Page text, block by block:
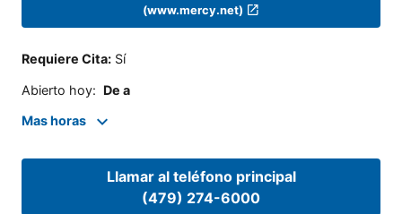
(www.mercy.net)
Requiere Cita: Sí
Abierto hoy: De a
Mas horas
Llamar al teléfono principal
(479) 274-6000